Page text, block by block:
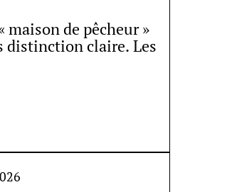
de pêcheur »
distinction claire. Les